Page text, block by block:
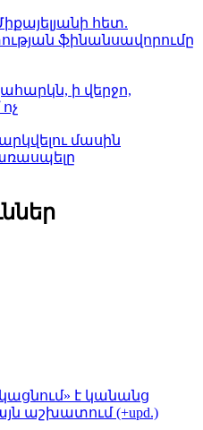
հետ.
ֆինանսավորումը
ի վերջո,
մասին
է կանանց
աշխատում (+upd.)